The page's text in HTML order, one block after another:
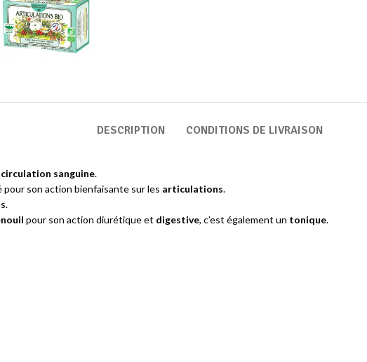
DESCRIPTION CONDITIONS DE LIVRAISON
circulation sanguine.
son action bienfaisante sur les articulations.
pour son action diurétique et digestive, c’est également un tonique.